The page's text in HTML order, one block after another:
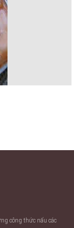
công thức nấu các